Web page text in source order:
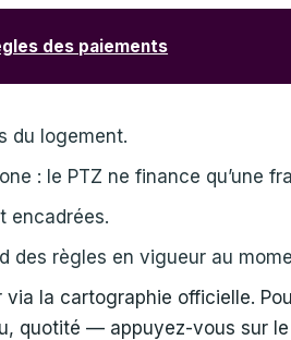
des paiements
du logement.
: le PTZ ne finance qu’une
encadrées.
règles en vigueur au
la cartographie officielle.
quotité — appuyez-vous sur